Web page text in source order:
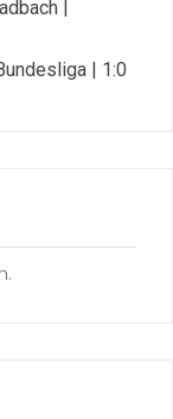
|
| 1:0